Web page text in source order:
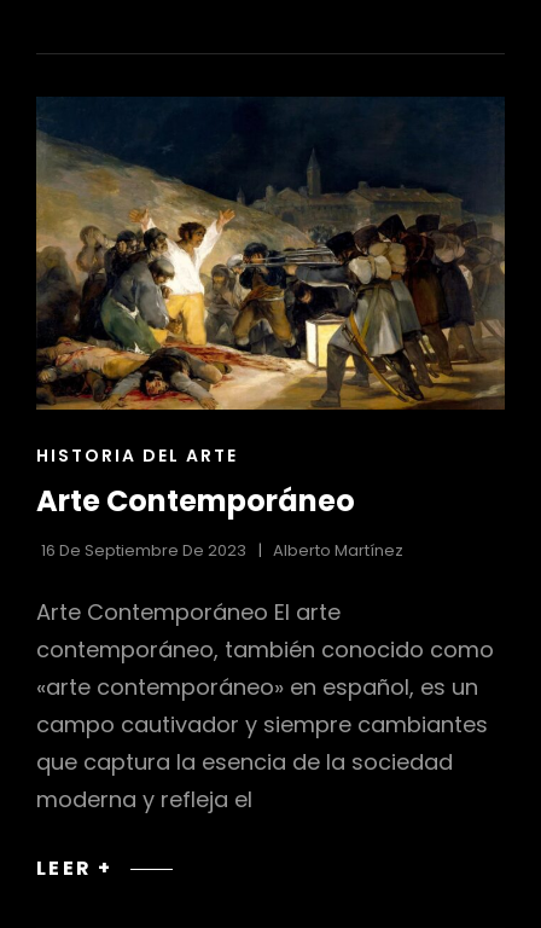
ENLACES
LAS
HISTORIA DEL ARTE
Arte Contemporáneo
16 De Septiembre De 2023 Alberto Martínez
Arte Contemporáneo El arte
contemporáneo, también conocido como
«arte contemporáneo» en español, es un
campo cautivador y siempre cambiantes
que captura la esencia de la sociedad
moderna y refleja el
LEER +
ARTE